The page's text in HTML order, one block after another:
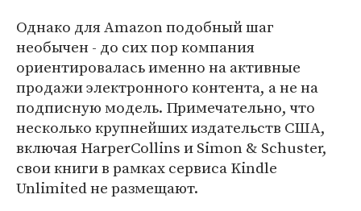
Однако для Amazon подобный шаг
необычен - до сих пор компания
ориентировалась именно на активные
продажи электронного контента, а не на
подписную модель. Примечательно, что
несколько крупнейших издательств США,
включая HarperCollins и Simon & Schuster,
свои книги в рамках сервиса Kindle
Unlimited не размещают.